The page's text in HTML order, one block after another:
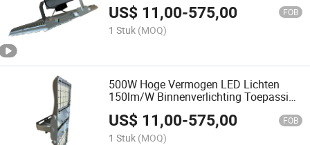
US$ 11,00-575,00 FOB
1 Stuk (MOQ)
500W Hoge Vermogen LED Lichten
150lm/W Binnenverlichting Toepassing
Hoge Bay Floodlight IP69K
Schoonmaak Waterdicht IP67 voor
Voedselverwerking Verlichting
US$ 11,00-575,00 FOB
1 Stuk (MOQ)